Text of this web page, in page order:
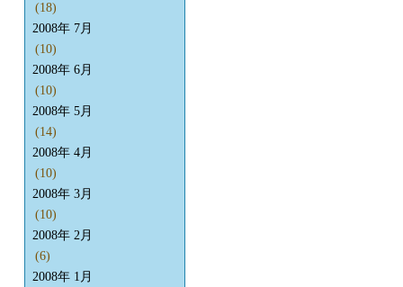
(18)
2008年 7月
(10)
2008年 6月
(10)
2008年 5月
(14)
2008年 4月
(10)
2008年 3月
(10)
2008年 2月
(6)
2008年 1月